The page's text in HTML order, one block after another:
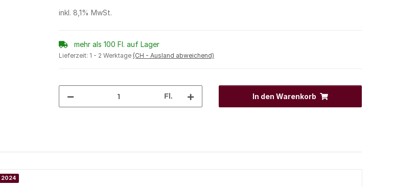
inkl. 8,1% MwSt.
mehr als 100 Fl. auf Lager
Lieferzeit: 1 - 2 Werktage (CH - Ausland abweichend)
Fl. In den Warenkorb
2024